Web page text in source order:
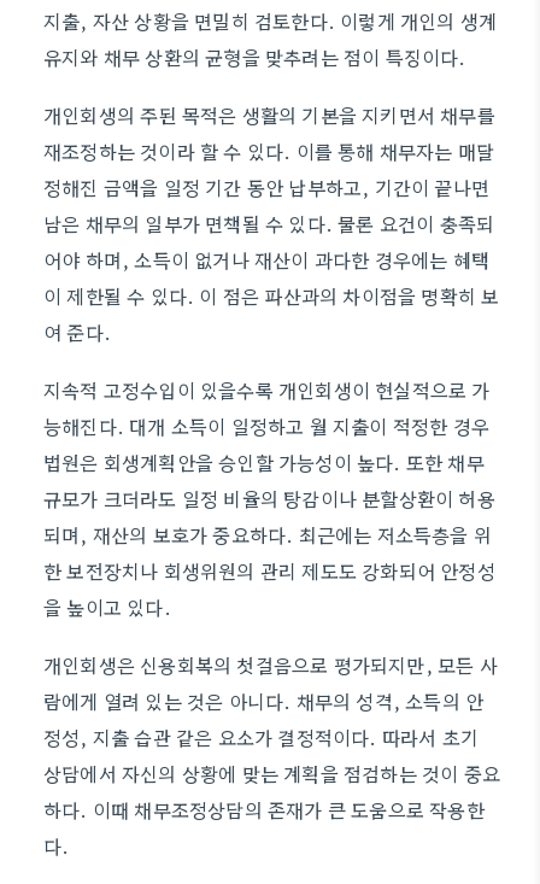
지출, 자산 상황을 면밀히 검토한다. 이렇게 개인의 생계
유지와 채무 상환의 균형을 맞추려는 점이 특징이다.
개인회생의 주된 목적은 생활의 기본을 지키면서 채무를
재조정하는 것이라 할 수 있다. 이를 통해 채무자는 매달
정해진 금액을 일정 기간 동안 납부하고, 기간이 끝나면
남은 채무의 일부가 면책될 수 있다. 물론 요건이 충족되
어야 하며, 소득이 없거나 재산이 과다한 경우에는 혜택
이 제한될 수 있다. 이 점은 파산과의 차이점을 명확히 보
여 준다.
지속적 고정수입이 있을수록 개인회생이 현실적으로 가
능해진다. 대개 소득이 일정하고 월 지출이 적정한 경우
법원은 회생계획안을 승인할 가능성이 높다. 또한 채무
규모가 크더라도 일정 비율의 탕감이나 분할상환이 허용
되며, 재산의 보호가 중요하다. 최근에는 저소득층을 위
한 보전장치나 회생위원의 관리 제도도 강화되어 안정성
을 높이고 있다.
개인회생은 신용회복의 첫걸음으로 평가되지만, 모든 사
람에게 열려 있는 것은 아니다. 채무의 성격, 소득의 안
정성, 지출 습관 같은 요소가 결정적이다. 따라서 초기
상담에서 자신의 상황에 맞는 계획을 점검하는 것이 중요
하다. 이때 채무조정상담의 존재가 큰 도움으로 작용한
다.